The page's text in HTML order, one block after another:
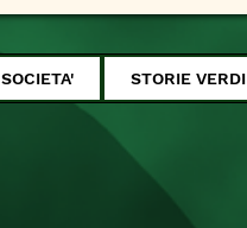
SOCIETA' STORIE VERDI